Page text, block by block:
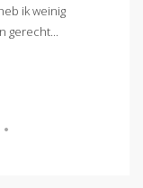
ik weinig
gerecht...
•